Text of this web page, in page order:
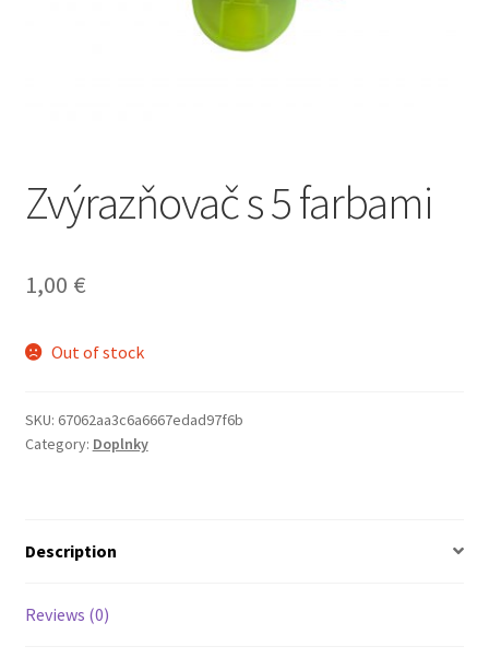
Refund and Returns Policy
Zvýrazňovač s 5 farbami
1,00 €
Out of stock
SKU: 67062aa3c6a6667edad97f6b
Category: Doplnky
Description
Reviews (0)